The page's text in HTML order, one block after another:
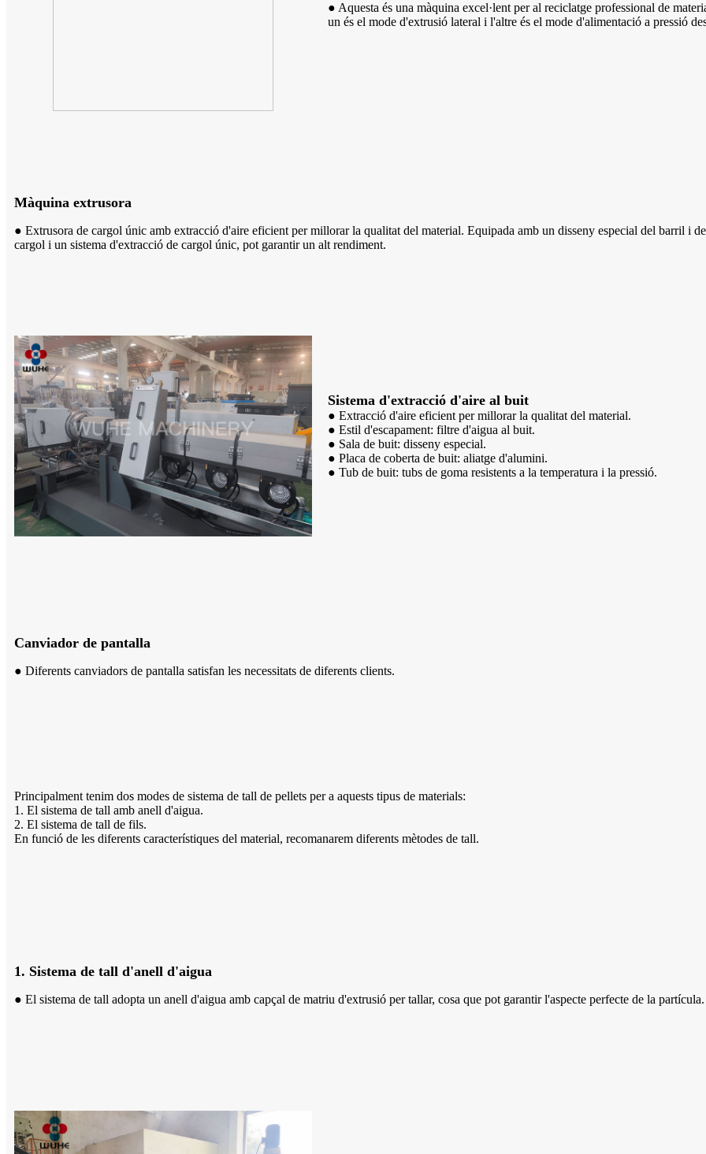
● Aquesta és una màquina excel·lent per al reciclatge professional de
un és el mode d'extrusió lateral i l'altre és el mode d'alimentació a pressió
Màquina extrusora
● Extrusora de cargol únic amb extracció d'aire eficient per millorar la qualitat del material. Equipada amb un disseny especial del barril i
cargol i un sistema d'extracció de cargol únic, pot garantir un alt rendiment.
Sistema d'extracció d'aire al buit
● Extracció d'aire eficient per millorar la qualitat del material.
● Estil d'escapament: filtre d'aigua al buit.
● Sala de buit: disseny especial.
● Placa de coberta de buit: aliatge d'alumini.
● Tub de buit: tubs de goma resistents a la temperatura i la pressió.
Canviador de pantalla
● Diferents canviadors de pantalla satisfan les necessitats de diferents clients.
Principalment tenim dos modes de sistema de tall de pellets per a aquests tipus de materials:
1. El sistema de tall amb anell d'aigua.
2. El sistema de tall de fils.
En funció de les diferents característiques del material, recomanarem diferents mètodes de tall.
1. Sistema de tall d'anell d'aigua
● El sistema de tall adopta un anell d'aigua amb capçal de matriu d'extrusió per tallar, cosa que pot garantir l'aspecte perfecte de la partícula.